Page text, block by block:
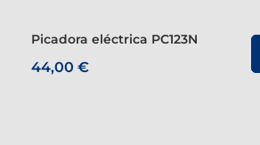
Picadora eléctrica PC123N
44,00 €